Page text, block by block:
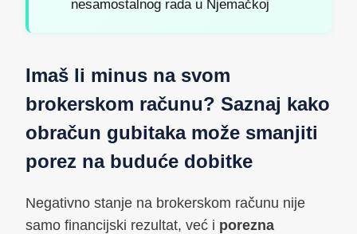
nesamostalnog rada u Njemačkoj
Imaš li minus na svom
brokerskom računu? Saznaj kako
obračun gubitaka može smanjiti
porez na buduće dobitke
Negativno stanje na brokerskom računu nije
samo financijski rezultat, već i porezna